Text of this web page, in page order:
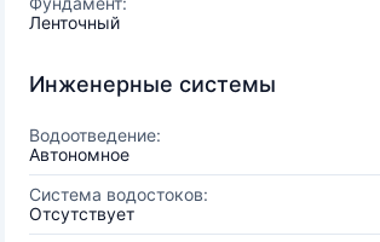
Ленточный
Инженерные системы
Водоотведение:
Автономное
Система водостоков:
Отсутствует